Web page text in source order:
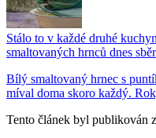
Stálo to v každé druhé
smaltovaných hrnců dnes
Bílý smaltovaný hrnec s
míval doma skoro každý.
Tento článek byl publikován